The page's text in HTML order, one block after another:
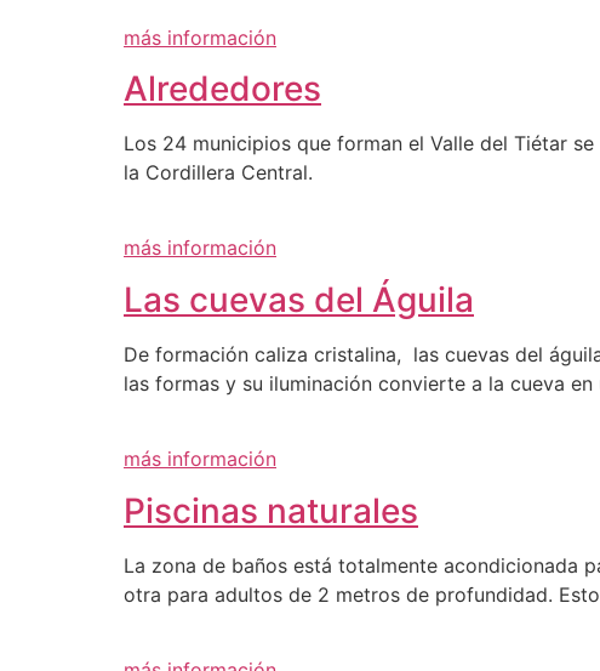
más información
Alrededores
Los 24 municipios que forman el Valle del Tiétar
la Cordillera Central.
más información
Las cuevas del Águila
De formación caliza cristalina, las cuevas del
las formas y su iluminación convierte a la cueva
más información
Piscinas naturales
La zona de baños está totalmente acondicionada
otra para adultos de 2 metros de profundidad.